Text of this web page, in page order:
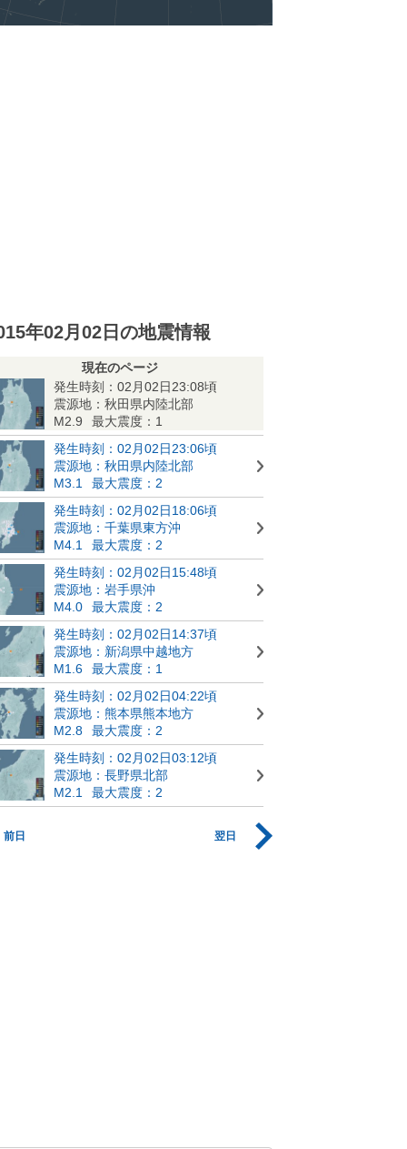
年02月02日の地震情報
現在のページ
発生時刻：02月02日23:08頃
震源地：秋田県内陸北部
M2.9
最大震度：1
発生時刻：02月02日23:06頃
震源地：秋田県内陸北部
M3.1
最大震度：2
発生時刻：02月02日18:06頃
震源地：千葉県東方沖
M4.1
最大震度：2
発生時刻：02月02日15:48頃
震源地：岩手県沖
M4.0
最大震度：2
発生時刻：02月02日14:37頃
震源地：新潟県中越地方
M1.6
最大震度：1
発生時刻：02月02日04:22頃
震源地：熊本県熊本地方
M2.8
最大震度：2
発生時刻：02月02日03:12頃
震源地：長野県北部
M2.1
最大震度：2
前日 翌日